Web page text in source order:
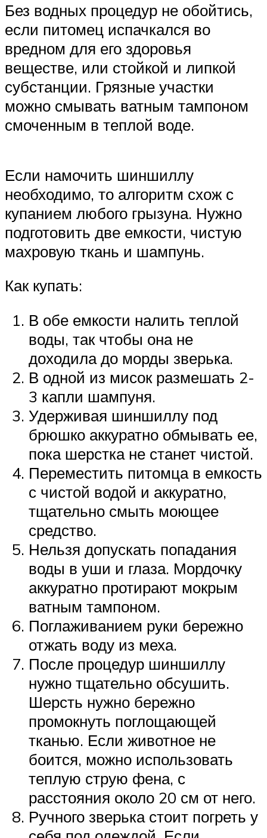
Без водных процедур не обойтись,
если питомец испачкался во
вредном для его здоровья
веществе, или стойкой и липкой
субстанции. Грязные участки
можно смывать ватным тампоном
смоченным в теплой воде.
Если намочить шиншиллу
необходимо, то алгоритм схож с
купанием любого грызуна. Нужно
подготовить две емкости, чистую
махровую ткань и шампунь.
Как купать:
В обе емкости налить теплой
воды, так чтобы она не
доходила до морды зверька.
В одной из мисок размешать 2-
3 капли шампуня.
Удерживая шиншиллу под
брюшко аккуратно обмывать ее,
пока шерстка не станет чистой.
Переместить питомца в емкость
с чистой водой и аккуратно,
тщательно смыть моющее
средство.
Нельзя допускать попадания
воды в уши и глаза. Мордочку
аккуратно протирают мокрым
ватным тампоном.
Поглаживанием руки бережно
отжать воду из меха.
После процедур шиншиллу
нужно тщательно обсушить.
Шерсть нужно бережно
промокнуть поглощающей
тканью. Если животное не
боится, можно использовать
теплую струю фена, с
расстояния около 20 см от него.
Ручного зверька стоит погреть у